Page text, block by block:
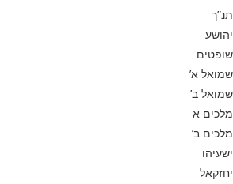
תנ”ך
יהושע
שופטים
שמואל א’
שמואל ב’
מלכים א
מלכים ב’
ישעיהו
יחזקאל